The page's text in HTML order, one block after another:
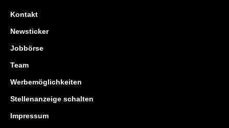
Kontakt
Newsticker
Jobbörse
Team
Werbemöglichkeiten
Stellenanzeige schalten
Impressum